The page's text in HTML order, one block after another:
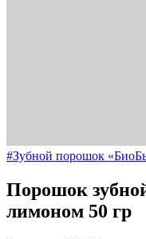
#Зубной порошок
Порошок
лимоном 50 гр